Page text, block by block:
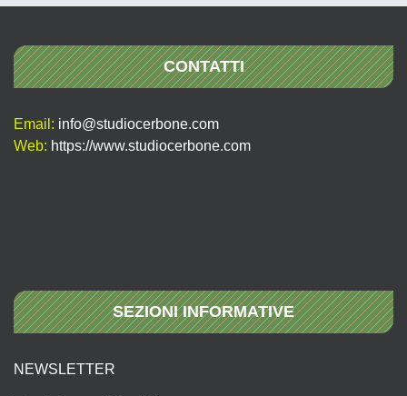
CONTATTI
Email: info@studiocerbone.com
Web: https://www.studiocerbone.com
SEZIONI INFORMATIVE
NEWSLETTER